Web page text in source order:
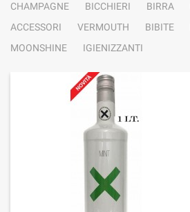
CHAMPAGNE
BICCHIERI BIRRA
ACCESSORI
VERMOUTH BIBITE
MOONSHINE
IGIENIZZANTI